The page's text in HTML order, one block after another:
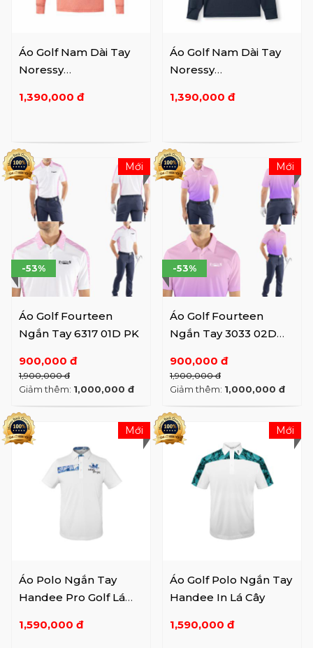
Áo Golf Nam Dài Tay
Noressy
1,390,000 đ
Áo Golf Nam Dài Tay
Noressy
1,390,000 đ
Áo Golf Fourteen
Ngắn Tay 6317 01D PK
900,000 đ
1,900,000 đ
-53%
Giảm thêm: 1,000,000 đ
Mới
Áo Golf Fourteen
Ngắn Tay 3033 02D
900,000 đ
1,900,000 đ
-53%
Giảm thêm: 1,000,000 đ
Mới
Áo Polo Ngắn Tay
Handee Pro Golf Lá
1,590,000 đ
Mới
Áo Golf Polo Ngắn Tay
Handee In Lá Cây
1,590,000 đ
Mới